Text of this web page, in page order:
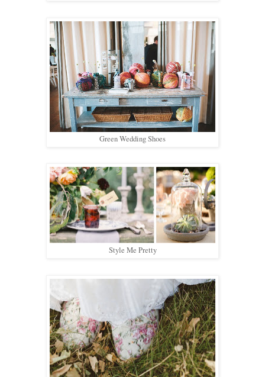
Green Wedding Shoes
Style Me Pretty